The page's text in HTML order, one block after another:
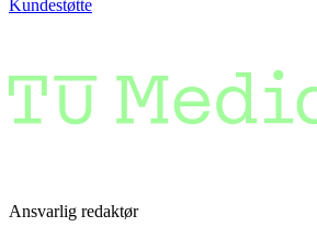
Kundestøtte
Ansvarlig redaktør